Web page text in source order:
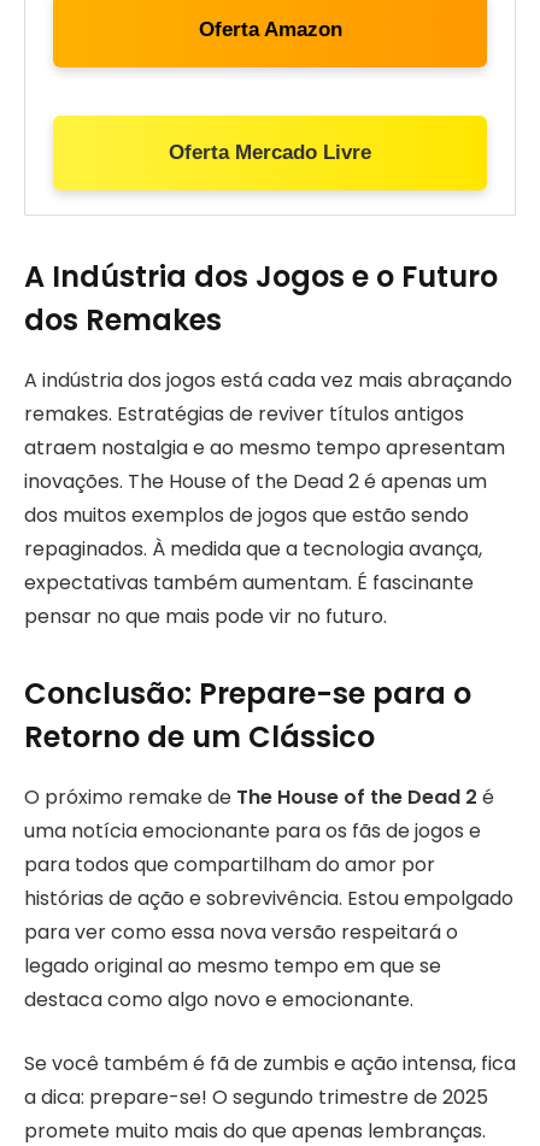
Oferta Amazon
Oferta Mercado Livre
A Indústria dos Jogos e o Futuro
dos Remakes
A indústria dos jogos está cada vez mais abraçando
remakes. Estratégias de reviver títulos antigos
atraem nostalgia e ao mesmo tempo apresentam
inovações. The House of the Dead 2 é apenas um
dos muitos exemplos de jogos que estão sendo
repaginados. À medida que a tecnologia avança,
expectativas também aumentam. É fascinante
pensar no que mais pode vir no futuro.
Conclusão: Prepare-se para o
Retorno de um Clássico
O próximo remake de The House of the Dead 2 é
uma notícia emocionante para os fãs de jogos e
para todos que compartilham do amor por
histórias de ação e sobrevivência. Estou empolgado
para ver como essa nova versão respeitará o
legado original ao mesmo tempo em que se
destaca como algo novo e emocionante.
Se você também é fã de zumbis e ação intensa, fica
a dica: prepare-se! O segundo trimestre de 2025
promete muito mais do que apenas lembranças.